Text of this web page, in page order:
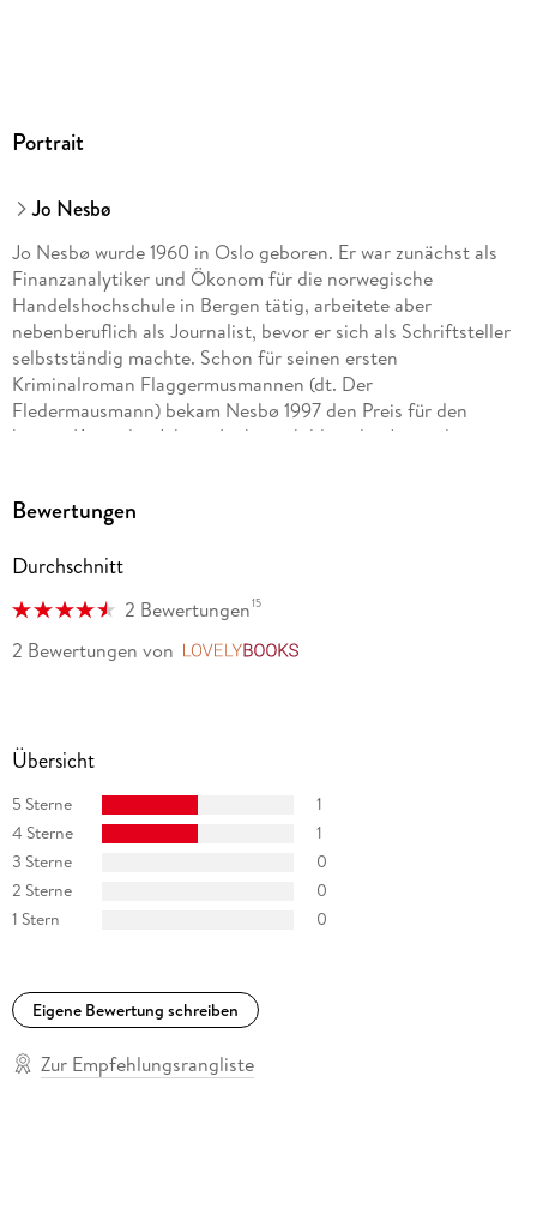
Portrait
Jo Nesbø
Jo Nesbø wurde 1960 in Oslo geboren. Er war zunächst als
Finanzanalytiker und Ökonom für die norwegische
Handelshochschule in Bergen tätig, arbeitete aber
nebenberuflich als Journalist, bevor er sich als Schriftsteller
selbstständig machte. Schon für seinen ersten
Kriminalroman Flaggermusmannen (dt. Der
Fledermausmann) bekam Nesbø 1997 den Preis für den
besten Krimi des Jahres. In ihm schildert der Autor die
Vokalist und Komponist der Pop-Band 'Di Derre' auch ein
Bewertungen
Durchschnitt
2 Bewertungen15
2 Bewertungen von
Übersicht
5 Sterne
1
4 Sterne
1
3 Sterne
0
2 Sterne
0
1 Stern
0
Eigene Bewertung schreiben
Zur Empfehlungsrangliste